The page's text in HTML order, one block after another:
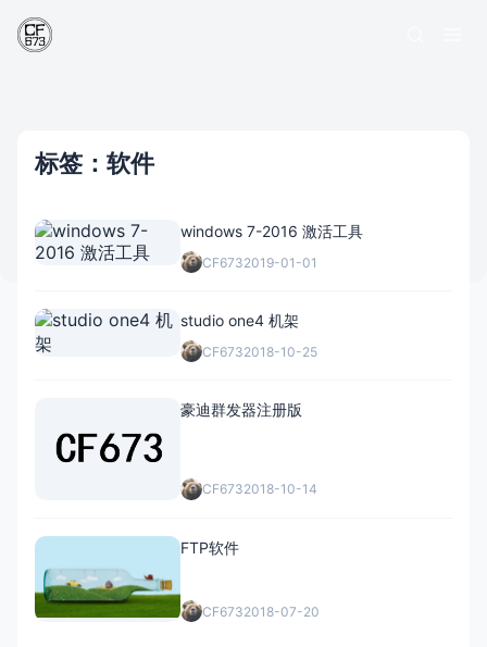
标签：软件
windows 7-2016 激活工具
CF6732019-01-01
studio one4 机架
CF6732018-10-25
豪迪群发器注册版
CF6732018-10-14
FTP软件
CF6732018-07-20